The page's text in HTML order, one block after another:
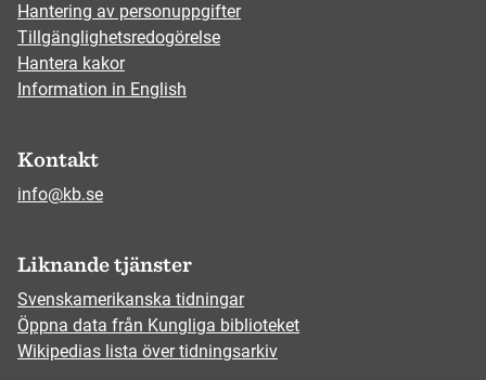
Hantering av personuppgifter
Tillgänglighetsredogörelse
Hantera kakor
Information in English
Kontakt
info@kb.se
Liknande tjänster
Svenskamerikanska tidningar
Öppna data från Kungliga biblioteket
Wikipedias lista över tidningsarkiv